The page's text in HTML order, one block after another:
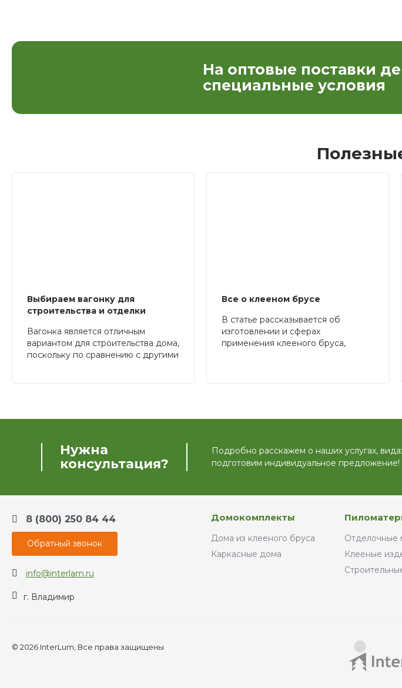
На оптовые поставки
специальные условия
Выбираем вагонку для
строительства и отделки
Вагонка является отличным
вариантом для строительства дома,
поскольку по сравнению с другими
Все о клееном брусе
В статье рассказывается об
изготовлении и сферах
применения клееного бруса,
Нужна
консультация?
Подробно расскажем о наших услугах,
подготовим индивидуальное предложение!
8 (800) 250 84 44
Обратный звонок
info@interlam.ru
г. Владимир
Домокомплекты
Дома из клееного бруса
Каркасные дома
Отделочные
Клееные
© 2026 InterLum, Все права защищены